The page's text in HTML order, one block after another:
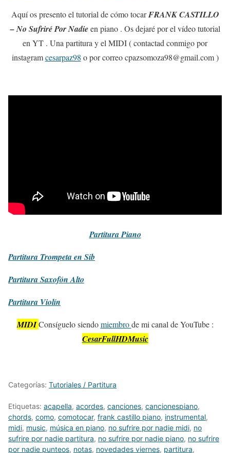
Aquí os presento el tutorial de cómo tocarFRANK CASTILLO
– No Sufriré Por Nadieen piano . Os dejaré por el vídeo tutorial
en YT . Una partitura y el MIDI ( contactad conmigo por
instagramcesarpaz98 o por correo cpazsomoza98@gmail.com )
PartituraPiano
Partitura Trompeta en Sib
PartituraSaxofón Alto
Partitura Violín
MIDI Consíguelo siendomiembrode mi canal de YouTube :
CesarFullHDMusic
Categorías: Tutoriales / Partitura
Etiquetas: acapella, acordes, canciones, cancionespiano,
chords, como, comotocar, frank castillo piano, instrumental,
midi, music, música en piano, no sufrire por nadie midi, no
sufrire por nadie partitura, no sufrire por nadie piano, no sufrire
por nadie punteos, notas, novedades viernes, partitura,